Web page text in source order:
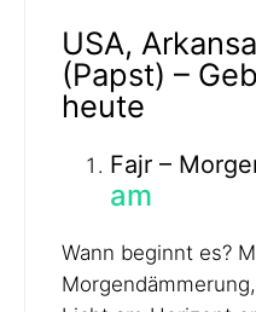
USA,
(Papst) –
heute
Fajr –
am
Wann beginnt es?